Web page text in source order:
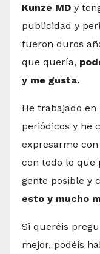
Kunze MD y
publicidad y
fueron duros
que quería,
y me gusta.
He trabajado
periódicos y he
expresarme
con todo lo que
gente posible y
esto y mucho
Si queréis
mejor, podéis